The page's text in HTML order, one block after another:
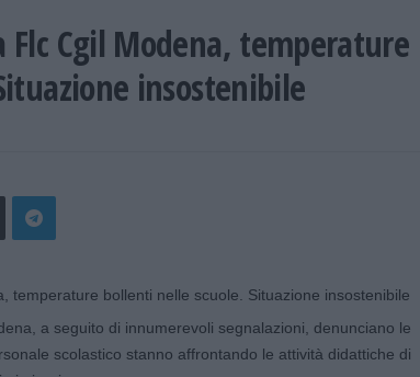
Flc Cgil Modena, temperature
insostenibile
a seguito di innumerevoli segnalazioni, denunciano le
scolastico stanno affrontando le attività didattiche di